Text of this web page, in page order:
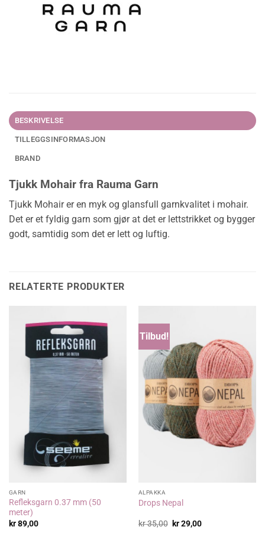
BESKRIVELSE
TILLEGGSINFORMASJON
BRAND
Tjukk Mohair fra Rauma Garn
Tjukk Mohair er en myk og glansfull garnkvalitet i mohair.
Det er et fyldig garn som gjør at det er lettstrikket og bygger
godt, samtidig som det er lett og luftig.
RELATERTE PRODUKTER
GARN
Refleksgarn 0.37 mm (50
meter)
kr89,00
Tilbud!
ALPAKKA
Drops Nepal
kr35,00 Opprinnelig
kr29,00Nåværende